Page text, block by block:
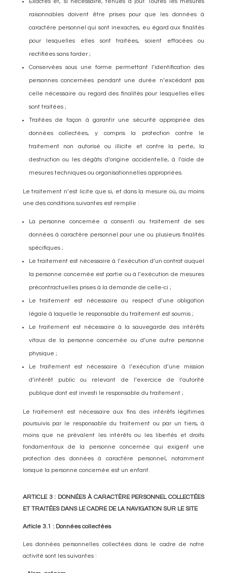
Exactes et, si nécessaire, tenues à jour. Toutes les mesures
raisonnables doivent être prises pour que les données à
caractère personnel qui sont inexactes, eu égard aux finalités
pour lesquelles elles sont traitées, soient effacées ou
rectifiées sans tarder ;
Conservées sous une forme permettant l’identification des
personnes concernées pendant une durée n’excédant pas
celle nécessaire au regard des finalités pour lesquelles elles
sont traitées ;
Traitées de façon à garantir une sécurité appropriée des
données collectées, y compris la protection contre le
traitement non autorisé ou illicite et contre la perte, la
destruction ou les dégâts d’origine accidentelle, à l’aide de
mesures techniques ou organisationnelles appropriées.
Le traitement n’est licite que si, et dans la mesure où, au moins
une des conditions suivantes est remplie :
La personne concernée a consenti au traitement de ses
données à caractère personnel pour une ou plusieurs finalités
spécifiques ;
Le traitement est nécessaire à l’exécution d’un contrat auquel
la personne concernée est partie ou à l’exécution de mesures
précontractuelles prises à la demande de celle-ci ;
Le traitement est nécessaire au respect d’une obligation
légale à laquelle le responsable du traitement est soumis ;
Le traitement est nécessaire à la sauvegarde des intérêts
vitaux de la personne concernée ou d’une autre personne
physique ;
Le traitement est nécessaire à l’exécution d’une mission
d’intérêt public ou relevant de l’exercice de l’autorité
publique dont est investi le responsable du traitement ;
Le traitement est nécessaire aux fins des intérêts légitimes
poursuivis par le responsable du traitement ou par un tiers, à
moins que ne prévalent les intérêts ou les libertés et droits
fondamentaux de la personne concernée qui exigent une
protection des données à caractère personnel, notamment
lorsque la personne concernée est un enfant.
ARTICLE 3 : DONNÉES À CARACTÈRE PERSONNEL COLLECTÉES
ET TRAITÉES DANS LE CADRE DE LA NAVIGATION SUR LE SITE
Article 3.1 : Données collectées
Les données personnelles collectées dans le cadre de notre
activité sont les suivantes :